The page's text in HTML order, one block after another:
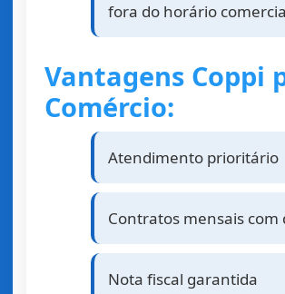
fora do horário
Vantagens Coppi
Comércio:
Atendimento prioritário
Contratos mensais com
Nota fiscal garantida